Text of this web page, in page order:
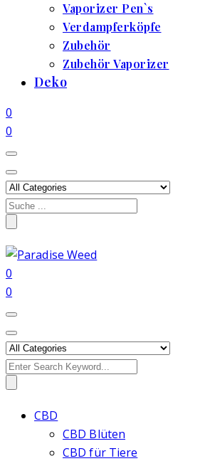
Vaporizer Pen`s
Verdampferköpfe
Zubehör
Zubehör Vaporizer
Deko
0
0
Search
0
0
Search
CBD
CBD Blüten
CBD für Tiere